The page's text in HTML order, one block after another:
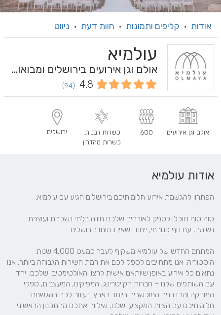
אודות · קליפים ותמונות · חוות דעת · ניווט
עולמיא
אולם וגן אירועים בירושלים ומבואותיה
4.8
(94)
אולם וגן אירועים 600 כשרות רבנות,
כשרות מהדרין
ירושלים
אודות עולמיא